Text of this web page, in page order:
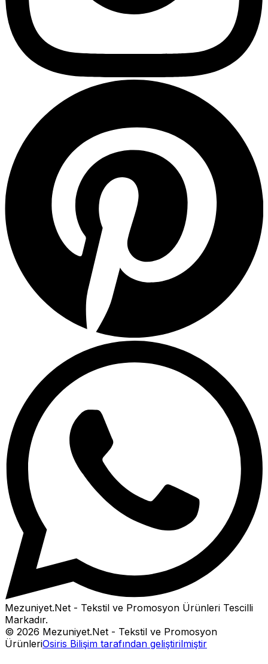
Mezuniyet.Net - Tekstil ve Promosyon Ürünleri Tescilli
Markadır.
© 2026 Mezuniyet.Net - Tekstil ve Promosyon
ÜrünleriOsiris Bilişim tarafından geliştirilmiştir